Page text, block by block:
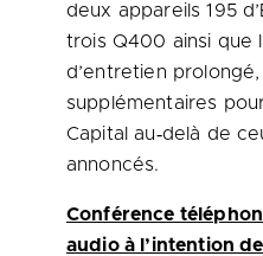
deux appareils 195
trois Q400 ainsi que
d’entretien
supplémentaires
Capital au‑delà de
annoncés.
Conférence
audio à l’intention